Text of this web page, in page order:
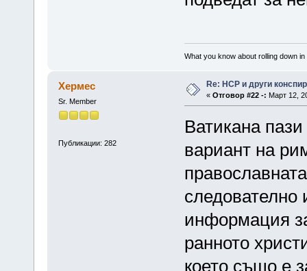
What you know about rolling down in
Хермес
Sr. Member
Публикации: 282
Re: НСР и други
« Отговор #22 -: Март 12,
Ватикана
вариант на
информация
ранното
което също е